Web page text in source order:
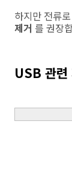
하지만 전류
제거 를 권장
USB 관련